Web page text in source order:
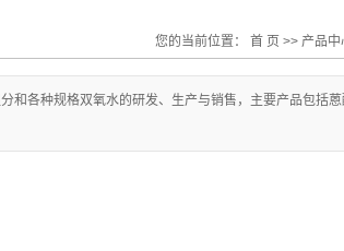
您的当前位置： 首 页 >> 产品中
和各种规格双氧水的研发、生产与销售，主要产品包括